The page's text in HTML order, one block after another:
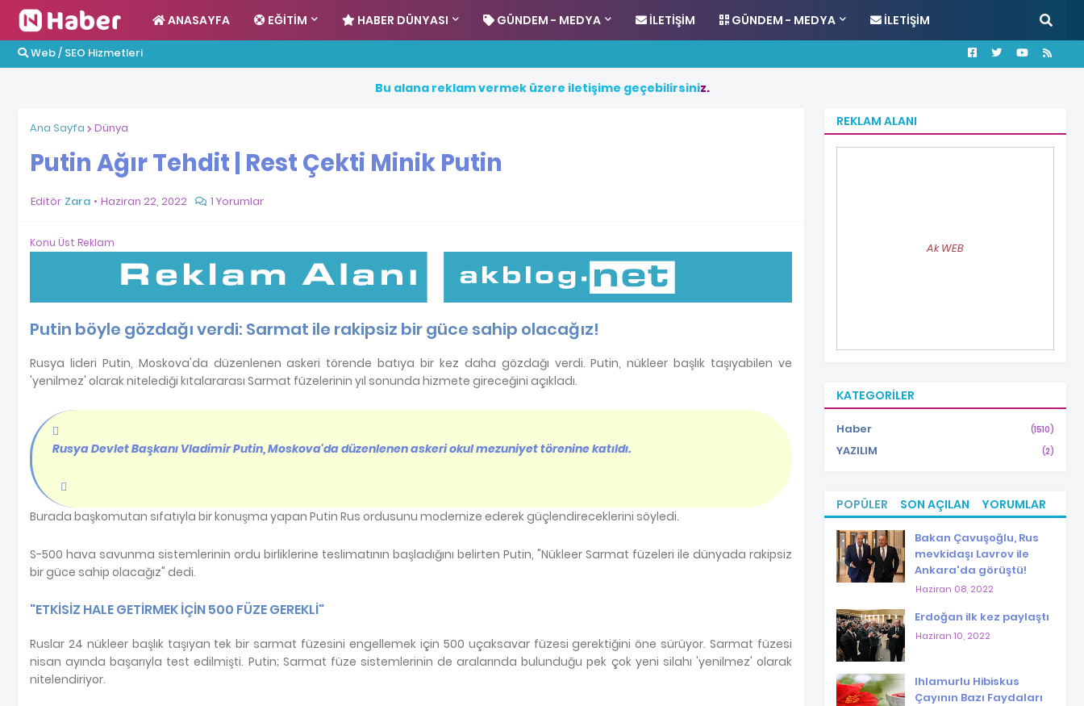
ANASAYFA EĞITIM HABER DÜNYASI GÜNDEM - MEDYA İLETIŞIM GÜNDEM - MEDYA İLETIŞIM
Web / SEO Hizmetleri
Bu alana reklamvermek üzere iletişime geçebilirsiniz.
Ana Sayfa Dünya
Putin Ağır Tehdit | Rest Çekti Minik Putin
Editör Zara Haziran 22, 2022 1 Yorumlar
Konu Üst Reklam
Putin böyle gözdağı verdi: Sarmat ile rakipsiz bir güce sahip olacağız!
Rusya lideri Putin, Moskova'da düzenlenen askeri törende batıya bir kez daha gözdağı verdi. Putin, nükleer başlık taşıyabilen ve
'yenilmez' olarak nitelediği kıtalararası Sarmat füzelerinin yıl sonunda hizmete gireceğini açıkladı.
Rusya Devlet Başkanı Vladimir Putin, Moskova'da düzenlenen askeri okul mezuniyet törenine katıldı.
Burada başkomutan sıfatıyla bir konuşma yapan Putin Rus ordusunu modernize ederek güçlendireceklerini söyledi.
S-500 hava savunma sistemlerinin ordu birliklerine teslimatının başladığını belirten Putin, "Nükleer Sarmat füzeleri ile dünyada rakipsiz
bir güce sahip olacağız" dedi.
"ETKİSİZ HALE GETİRMEK İÇİN 500 FÜZE GEREKLİ"
Ruslar 24 nükleer başlık taşıyan tek bir sarmat füzesini engellemek için 500 uçaksavar füzesi gerektiğini öne sürüyor. Sarmat füzesi
nisan ayında başarıyla test edilmişti. Putin; Sarmat füze sistemlerinin de aralarında bulunduğu pek çok yeni silahı 'yenilmez' olarak
nitelendiriyor.
REKLAM ALANI
Ak WEB
KATEGORILER
Haber (1510)
YAZILIM (2)
POPÜLER SON AÇILAN YORUMLAR
Bakan Çavuşoğlu, Rus
mevkidaşı Lavrov ile
Ankara'da görüştü!
Haziran 08, 2022
Erdoğan ilk kez paylaştı
Haziran 10, 2022
Ihlamurlu Hibiskus
Çayının Bazı Faydaları